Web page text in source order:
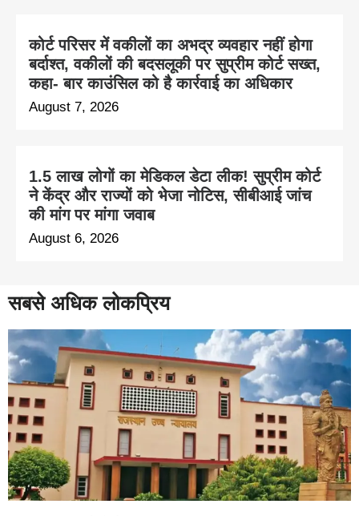
कोर्ट परिसर में वकीलों का अभद्र व्यवहार नहीं होगा
बर्दाश्त, वकीलों की बदसलूकी पर सुप्रीम कोर्ट सख्त,
कहा- बार काउंसिल को है कार्रवाई का अधिकार
August 7, 2026
1.5 लाख लोगों का मेडिकल डेटा लीक! सुप्रीम कोर्ट
ने केंद्र और राज्यों को भेजा नोटिस, सीबीआई जांच
की मांग पर मांगा जवाब
August 6, 2026
सबसे अधिक लोकप्रिय